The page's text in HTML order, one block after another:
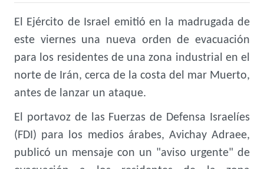
El Ejército de Israel emitió en la madrugada de
este viernes una nueva orden de evacuación
para los residentes de una zona industrial en el
norte de Irán, cerca de la costa del mar Muerto,
antes de lanzar un ataque.
El portavoz de las Fuerzas de Defensa Israelíes
(FDI) para los medios árabes, Avichay Adraee,
publicó un mensaje con un "aviso urgente" de